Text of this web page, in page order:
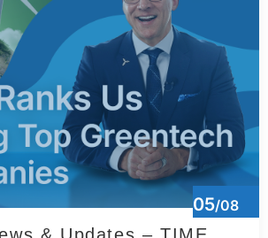
05/08
& Updates – TIME